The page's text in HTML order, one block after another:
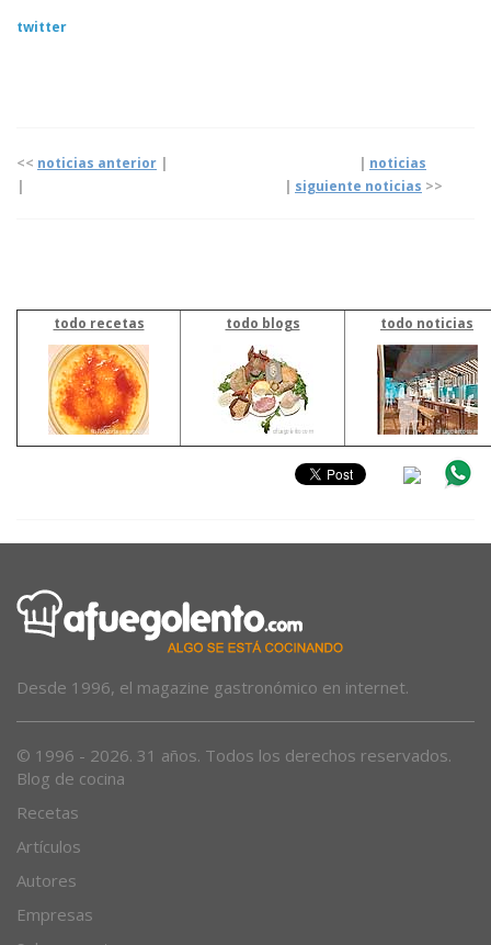
twitter
<< noticias anterior | | noticias
|
| siguiente noticias >>
todo recetas todo blogs todo noticias
Desde 1996, el magazine gastronómico en internet.
© 1996 - 2026. 31 años. Todos los derechos reservados.
Blog de cocina
Recetas
Artículos
Autores
Empresas